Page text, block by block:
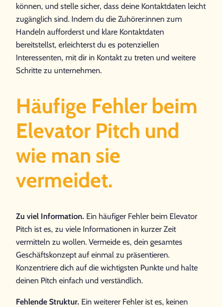
können, und stelle sicher, dass deine Kontaktdaten leicht
zugänglich sind. Indem du die Zuhörer:innen zum
Handeln aufforderst und klare Kontaktdaten
bereitstellst, erleichterst du es potenziellen
Interessenten, mit dir in Kontakt zu treten und weitere
Schritte zu unternehmen.
Häufige Fehler beim
Elevator Pitch und
wie man sie
vermeidet.
Zu viel Information. Ein häufiger Fehler beim Elevator
Pitch ist es, zu viele Informationen in kurzer Zeit
vermitteln zu wollen. Vermeide es, dein gesamtes
Geschäftskonzept auf einmal zu präsentieren.
Konzentriere dich auf die wichtigsten Punkte und halte
deinen Pitch einfach und verständlich.
Fehlende Struktur. Ein weiterer Fehler ist es, keinen